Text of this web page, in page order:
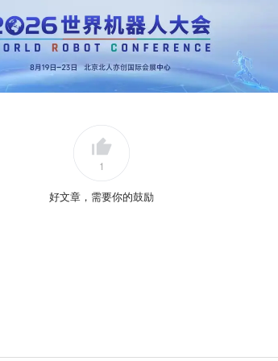
1
好文章，需要你的鼓励